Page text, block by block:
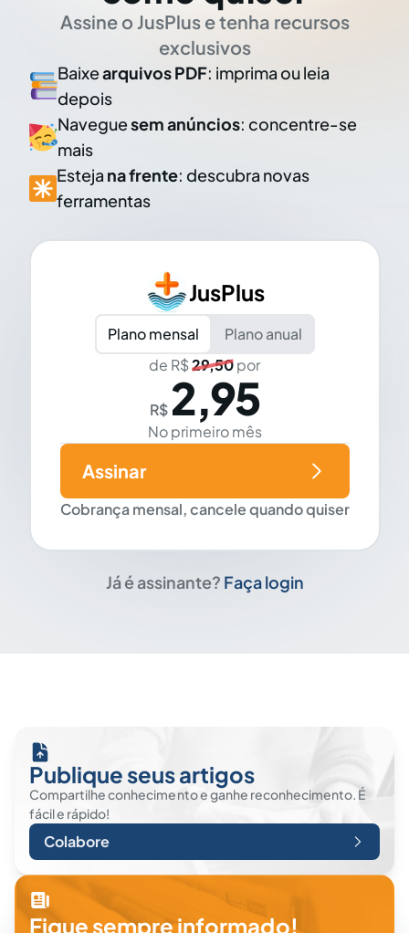
Assine o JusPlus e tenha recursos
exclusivos
Baixearquivos PDF: imprima ou leia
depois
Naveguesem anúncios: concentre-se
mais
Esteja na frente: descubra novas
ferramentas
JusPlus
Plano mensal
Plano anual
de R$29,50por
R$ 2,95
No primeiro mês
Cobrança mensal, cancele quando quiser
Assinar
Já é assinante? Faça login
Publique seus artigos
Compartilhe conhecimento e ganhe reconhecimento. É
fácil e rápido!
Colabore
Fique sempre informado!